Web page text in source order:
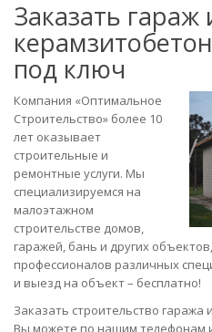
Заказать гараж
под ключ
Компания «Оптимальное
Строительство» более 10
лет оказывает
строительные и
ремонтные услуги. Мы
специализируемся на
малоэтажном
строительстве домов,
гаражей, бань и других
профессионалов различных
и выезд на объект – бесплатно!
Заказать строительство
Вы можете по нашим телефонам